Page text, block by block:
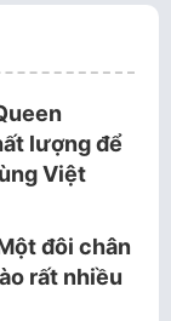
lượng để
Việt
đôi chân
rất nhiều